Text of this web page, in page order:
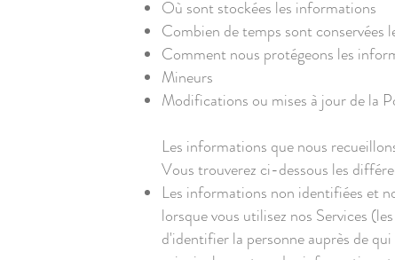
Où sont stockées les informations
Combien de temps sont conservées
Comment nous protégeons les
Mineurs
Modifications ou mises à jour de la
Les informations que nous
Vous trouverez ci-dessous les
Les informations non identifiées et
lorsque vous utilisez nos Services
d'identifier la personne auprès de